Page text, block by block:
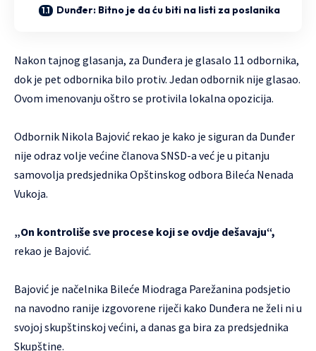
Dunđer: Bitno je da ću biti na listi za poslanika
Nakon tajnog glasanja, za Dunđera je glasalo 11 odbornika,
dok je pet odbornika bilo protiv. Jedan odbornik nije glasao.
Ovom imenovanju oštro se protivila lokalna opozicija.
Odbornik Nikola Bajović rekao je kako je siguran da Dunđer
nije odraz volje većine članova SNSD-a već je u pitanju
samovolja predsjednika Opštinskog odbora Bileća Nenada
Vukoja.
„On kontroliše sve procese koji se ovdje dešavaju“,
rekao je Bajović.
Bajović je načelnika Bileće Miodraga Parežanina podsjetio
na navodno ranije izgovorene riječi kako Dunđera ne želi ni u
svojoj skupštinskoj većini, a danas ga bira za predsjednika
Skupštine.